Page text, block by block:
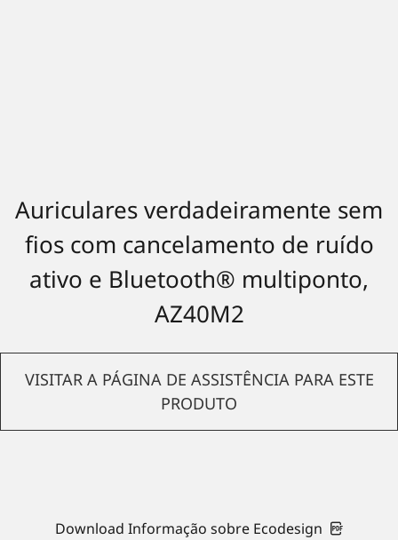
Auriculares verdadeiramente sem
fios com cancelamento de ruído
ativo e Bluetooth® multiponto,
AZ40M2
VISITAR A PÁGINA DE ASSISTÊNCIA PARA ESTE
PRODUTO
Download Informação sobre Ecodesign